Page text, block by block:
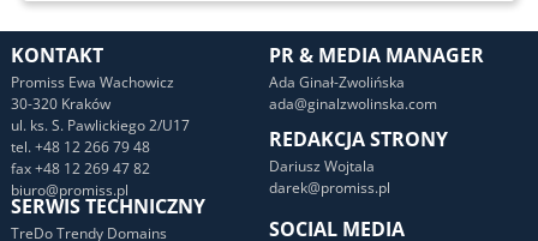
KONTAKT
Promiss Ewa Wachowicz
30-320 Kraków
ul. ks. S. Pawlickiego 2/U17
tel. +48 12 266 79 48
fax +48 12 269 47 82
biuro@promiss.pl
PR & MEDIA MANAGER
Ada Ginał-Zwolińska
ada@ginalzwolinska.com
REDAKCJA STRONY
Dariusz Wojtala
darek@promiss.pl
SOCIAL MEDIA
SERWIS TECHNICZNY
TreDo Trendy Domains